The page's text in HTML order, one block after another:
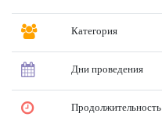
Категория
Дни проведения
Продолжительность